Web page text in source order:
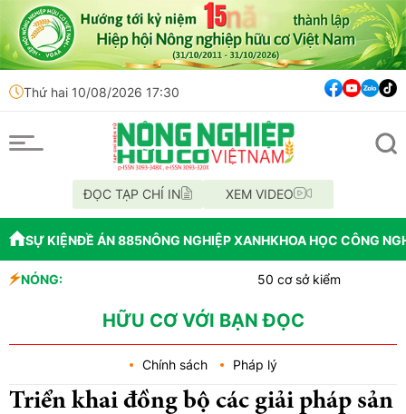
Thứ hai 10/08/2026 17:30
ĐỌC TẠP CHÍ IN XEM VIDEO
SỰ KIỆNĐỀ ÁN 885NÔNG NGHIỆP XANHKHOA HỌC CÔNG
NÓNG:
50 cơ sở kiểm nghiệm Cadimi,
Hà Nội siết chặt an toàn thực
HỮU CƠ VỚI BẠN ĐỌC
Chính sách Pháp lý
Triển khai đồng bộ các giải pháp sản